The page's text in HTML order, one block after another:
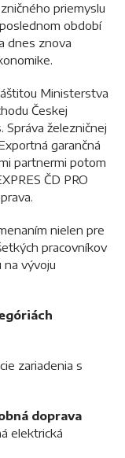
priemyslu
období
dnes znova
Ministerstva
Českej
Správa železničnej
garančná
partnermi potom
ČD PRO
nielen pre
pracovníkov
na vývoju
zariadenia s
doprava
elektrická